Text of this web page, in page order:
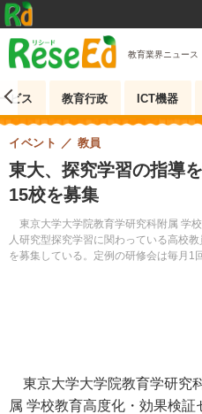
教育業界ニュース
ビス 教育行政 ICT機器
東大、探究学習の指導
15校を募集
東京大学大学院教育学研究科附属 学
人研究型探究学習に関わっている高校
を募集している。定例の研修会は毎月1
イベント 教員
東京大学大学院教育学研究
属 学校教育高度化・効果検証